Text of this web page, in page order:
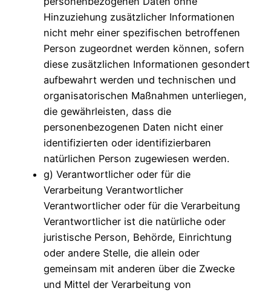
Hinzuziehung zusätzlicher Informationen
nicht mehr einer spezifischen betroffenen
Person zugeordnet werden können, sofern
diese zusätzlichen Informationen gesondert
aufbewahrt werden und technischen und
organisatorischen Maßnahmen unterliegen,
die gewährleisten, dass die
personenbezogenen Daten nicht einer
identifizierten oder identifizierbaren
natürlichen Person zugewiesen werden.
g) Verantwortlicher oder für die
Verarbeitung Verantwortlicher
Verantwortlicher oder für die Verarbeitung
Verantwortlicher ist die natürliche oder
juristische Person, Behörde, Einrichtung
oder andere Stelle, die allein oder
gemeinsam mit anderen über die Zwecke
und Mittel der Verarbeitung von